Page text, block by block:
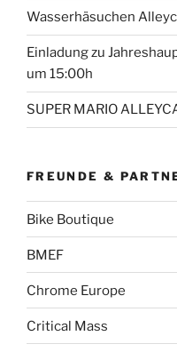
Wasserhäsuchen
Einladung zu
um 15:00h
SUPER MARIO
FREUNDE &
Bike Boutique
BMEF
Chrome Europe
Critical Mass